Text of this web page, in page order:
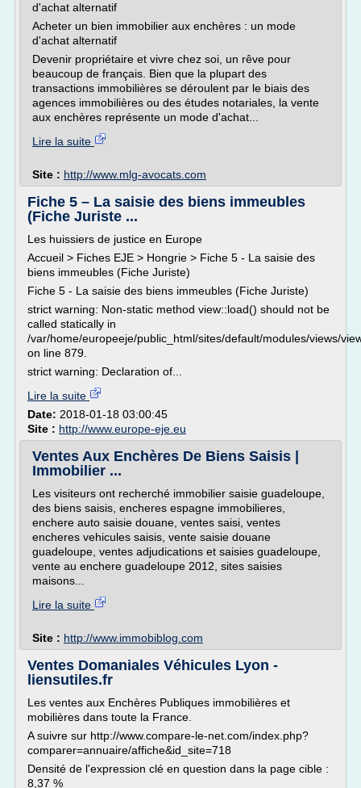
d'achat alternatif
Acheter un bien immobilier aux enchères : un mode
d'achat alternatif
Devenir propriétaire et vivre chez soi, un rêve pour
beaucoup de français. Bien que la plupart des
transactions immobilières se déroulent par le biais des
agences immobilières ou des études notariales, la vente
aux enchères représente un mode d'achat...
Lire la suite
Site : http://www.mlg-avocats.com
Fiche 5 – La saisie des biens immeubles
(Fiche Juriste ...
Les huissiers de justice en Europe
Accueil > Fiches EJE > Hongrie > Fiche 5 - La saisie des
biens immeubles (Fiche Juriste)
Fiche 5 - La saisie des biens immeubles (Fiche Juriste)
strict warning: Non-static method view::load() should not be
called statically in
/var/home/europeeje/public_html/sites/default/modules/views/
on line 879.
strict warning: Declaration of...
Lire la suite
Date: 2018-01-18 03:00:45
Site : http://www.europe-eje.eu
Ventes Aux Enchères De Biens Saisis |
Immobilier ...
Les visiteurs ont recherché immobilier saisie guadeloupe,
des biens saisis, encheres espagne immobilieres,
enchere auto saisie douane, ventes saisi, ventes
encheres vehicules saisis, vente saisie douane
guadeloupe, ventes adjudications et saisies guadeloupe,
vente au enchere guadeloupe 2012, sites saisies
maisons...
Lire la suite
Site : http://www.immobiblog.com
Ventes Domaniales Véhicules Lyon -
liensutiles.fr
Les ventes aux Enchères Publiques immobilières et
mobilières dans toute la France.
A suivre sur http://www.compare-le-net.com/index.php?
comparer=annuaire/affiche&id_site=718
Densité de l'expression clé en question dans la page cible :
8,37 %